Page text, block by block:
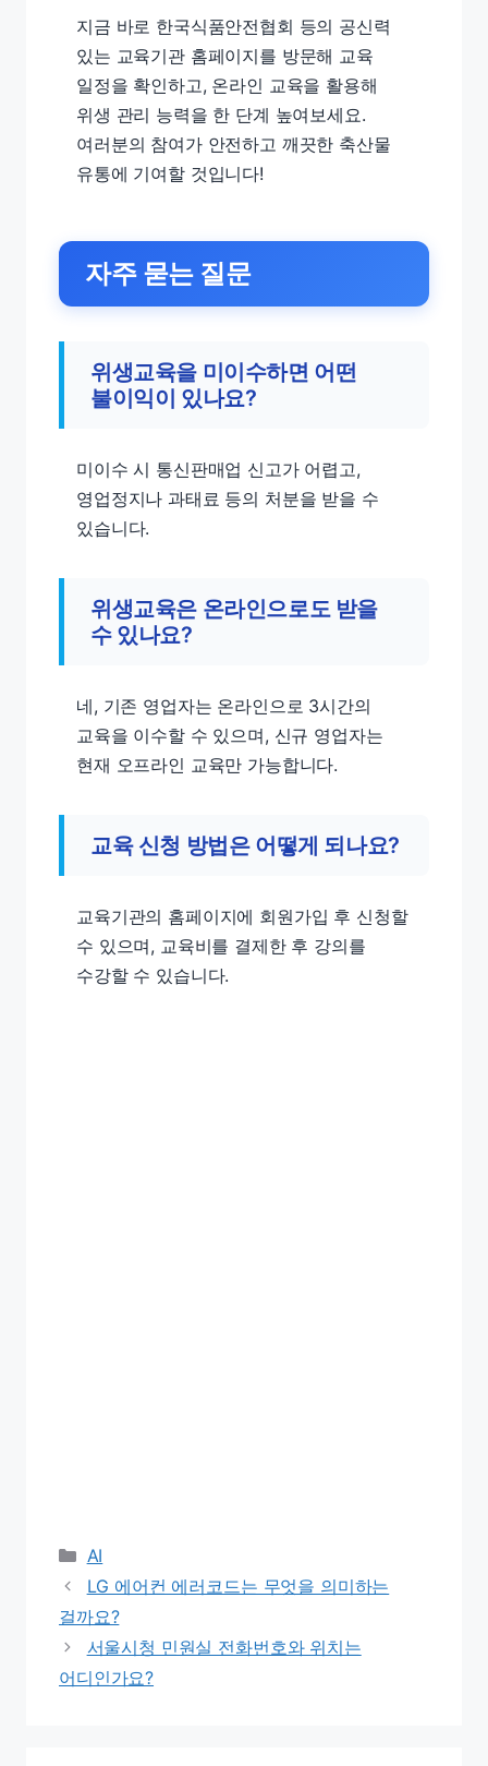
지금 바로 한국식품안전협회 등의 공신력
있는 교육기관 홈페이지를 방문해 교육
일정을 확인하고, 온라인 교육을 활용해
위생 관리 능력을 한 단계 높여보세요.
여러분의 참여가 안전하고 깨끗한 축산물
유통에 기여할 것입니다!
자주 묻는 질문
위생교육을 미이수하면 어떤
불이익이 있나요?
미이수 시 통신판매업 신고가 어렵고,
영업정지나 과태료 등의 처분을 받을 수
있습니다.
위생교육은 온라인으로도 받을
수 있나요?
네, 기존 영업자는 온라인으로 3시간의
교육을 이수할 수 있으며, 신규 영업자는
현재 오프라인 교육만 가능합니다.
교육 신청 방법은 어떻게 되나요?
교육기관의 홈페이지에 회원가입 후 신청할
수 있으며, 교육비를 결제한 후 강의를
수강할 수 있습니다.
Categories
AI
LG 에어컨 에러코드는 무엇을 의미하는
걸까요?
서울시청 민원실 전화번호와 위치는
어디인가요?